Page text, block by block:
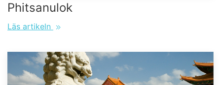
Phitsanulok
Läs artikeln